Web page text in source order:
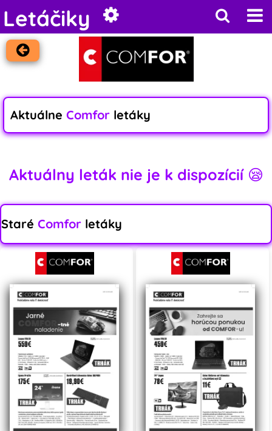
Letáčiky
Aktuálne Comfor letáky
Aktuálny leták nie je k dispozícií 😪
Staré Comfor letáky